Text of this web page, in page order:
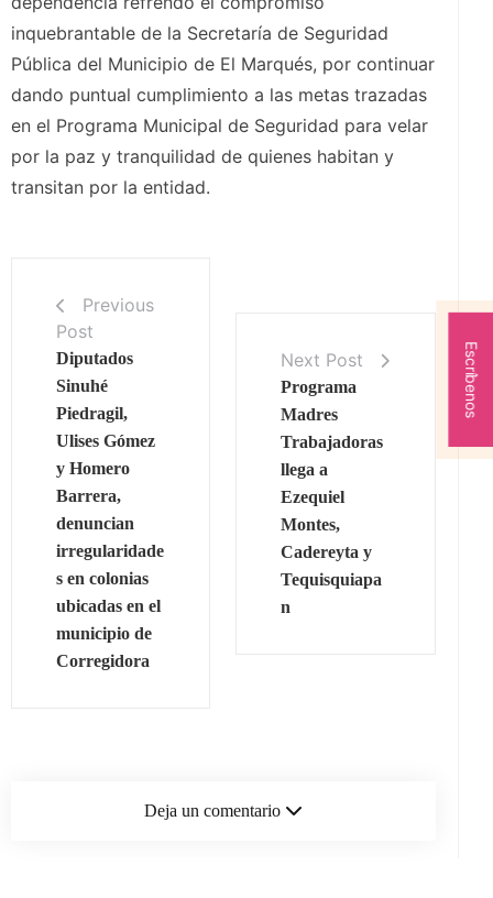
inquebrantable de la Secretaría de Seguridad
Pública del Municipio de El Marqués, por continuar
dando puntual cumplimiento a las metas trazadas
en el Programa Municipal de Seguridad para velar
por la paz y tranquilidad de quienes habitan y
transitan por la entidad.
Previous
Post
Diputados
Sinuhé
Piedragil,
Ulises Gómez
y Homero
Barrera,
denuncian
irregularidade
s en colonias
ubicadas en el
municipio de
Corregidora
Next Post
Programa
Madres
Trabajadoras
llega a
Ezequiel
Montes,
Cadereyta y
Tequisquiapa
n
Deja un comentario
Escríbenos